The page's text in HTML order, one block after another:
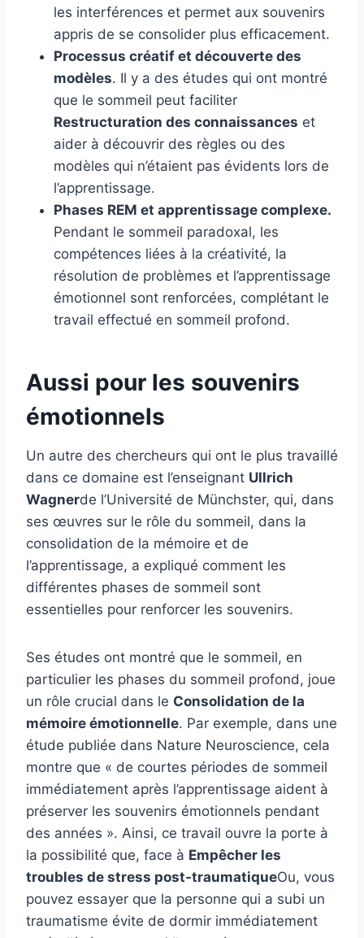
les interférences et permet aux souvenirs
appris de se consolider plus efficacement.
Processus créatif et découverte des
modèles. Il y a des études qui ont montré
que le sommeil peut faciliter
Restructuration des connaissances et
aider à découvrir des règles ou des
modèles qui n’étaient pas évidents lors de
l’apprentissage.
Phases REM et apprentissage complexe.
Pendant le sommeil paradoxal, les
compétences liées à la créativité, la
résolution de problèmes et l’apprentissage
émotionnel sont renforcées, complétant le
travail effectué en sommeil profond.
Aussi pour les souvenirs
émotionnels
Un autre des chercheurs qui ont le plus travaillé
dans ce domaine est l’enseignant Ullrich
Wagnerde l’Université de Münchster, qui, dans
ses œuvres sur le rôle du sommeil, dans la
consolidation de la mémoire et de
l’apprentissage, a expliqué comment les
différentes phases de sommeil sont
essentielles pour renforcer les souvenirs.
Ses études ont montré que le sommeil, en
particulier les phases du sommeil profond, joue
un rôle crucial dans le Consolidation de la
mémoire émotionnelle. Par exemple, dans une
étude publiée dans Nature Neuroscience, cela
montre que « de courtes périodes de sommeil
immédiatement après l’apprentissage aident à
préserver les souvenirs émotionnels pendant
des années ». Ainsi, ce travail ouvre la porte à
la possibilité que, face à Empêcher les
troubles de stress post-traumatiqueOu, vous
pouvez essayer que la personne qui a subi un
traumatisme évite de dormir immédiatement